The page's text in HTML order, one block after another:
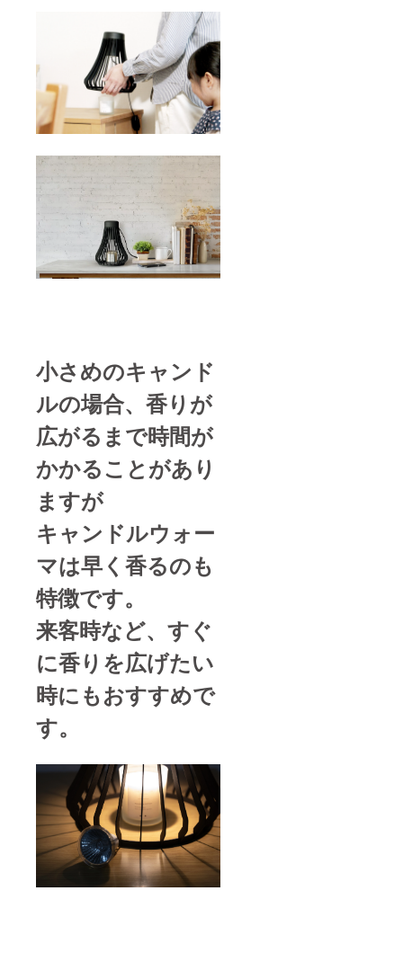
小さめのキャンド
ルの場合、香りが
広がるまで時間が
かかることがあり
ますが
キャンドルウォー
マは早く香るのも
特徴です。
来客時など、すぐ
に香りを広げたい
時にもおすすめで
す。